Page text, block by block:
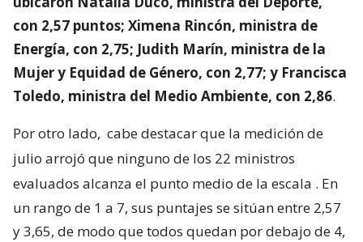
con 2,57 puntos; Ximena Rincón, ministra de
Energía, con 2,75; Judith Marín, ministra de la
Mujer y Equidad de Género, con 2,77; y Francisca
Toledo, ministra del Medio Ambiente, con 2,86.
Por otro lado, cabe destacar que la medición de
julio arrojó que ninguno de los 22 ministros
evaluados alcanza el punto medio de la escala . En
un rango de 1 a 7, sus puntajes se sitúan entre 2,57
y 3,65, de modo que todos quedan por debajo de 4,